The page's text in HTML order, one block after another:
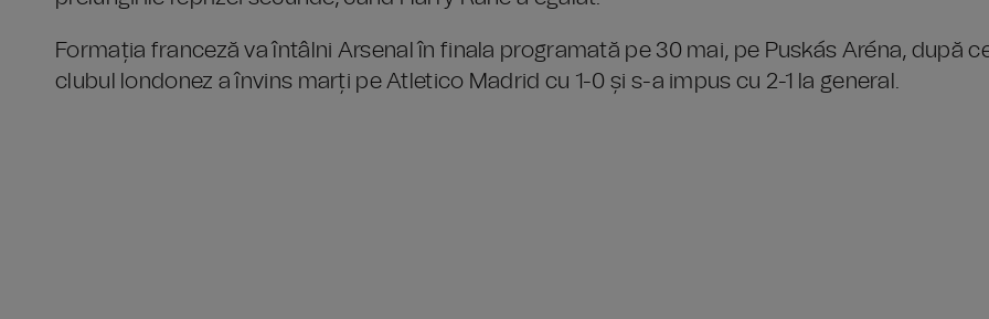
Formația franceză va întâlni Arsenal în finala programată pe 30 mai, pe Puskás Aréna, după
clubul londonez a învins marți pe Atletico Madrid cu 1-0 și s-a impus cu 2-1 la general.